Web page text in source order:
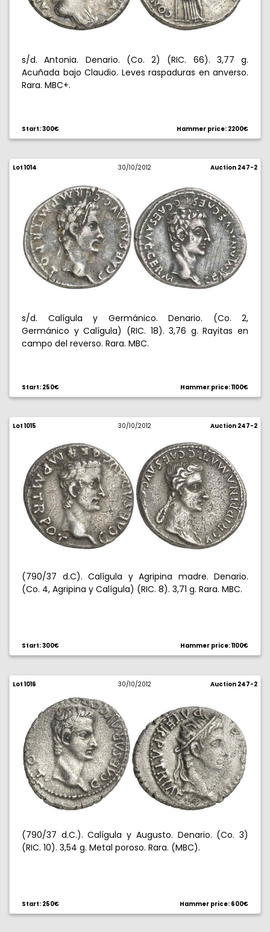
s/d. Antonia. Denario. (Co. 2) (RIC. 66). 3,77 g.
Acuñada bajo Claudio. Leves raspaduras en anverso.
Rara. MBC+.
Start: 300€ Hammer price: 2200€
Lot 1014 30/10/2012 Auction 247-2
s/d. Calígula y Germánico. Denario. (Co. 2,
Germánico y Calígula) (RIC. 18). 3,76 g. Rayitas en
campo del reverso. Rara. MBC.
Start: 250€ Hammer price: 1100€
Lot 1015 30/10/2012 Auction 247-2
(790/37 d.C). Calígula y Agripina madre. Denario.
(Co. 4, Agripina y Calígula) (RIC. 8). 3,71 g. Rara. MBC.
Start: 300€ Hammer price: 1100€
Lot 1016 30/10/2012 Auction 247-2
(790/37 d.C.). Calígula y Augusto. Denario. (Co. 3)
(RIC. 10). 3,54 g. Metal poroso. Rara. (MBC).
Start: 250€ Hammer price: 600€